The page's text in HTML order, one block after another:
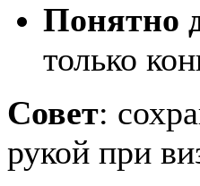
Понятно
только
Совет:
рукой при